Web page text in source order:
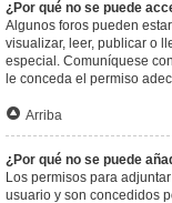
¿Por qué no se puede
Algunos foros pueden
visualizar, leer, publicar o
especial. Comuníquese
le conceda el permiso
Arriba
¿Por qué no se puede
Los permisos para
usuario y son concedidos